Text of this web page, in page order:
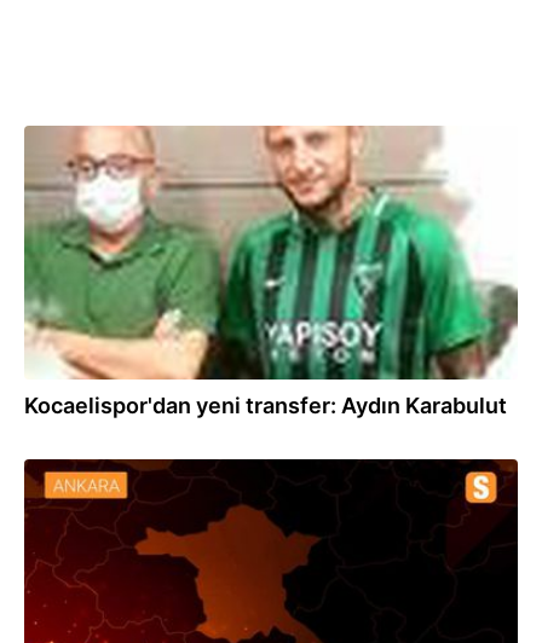
10.09.2020
Kocaelispor'dan yeni transfer: Aydın Karabulut
07.08.2020